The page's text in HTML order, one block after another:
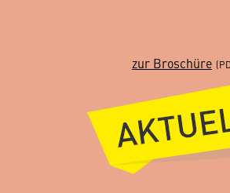
zur Broschüre